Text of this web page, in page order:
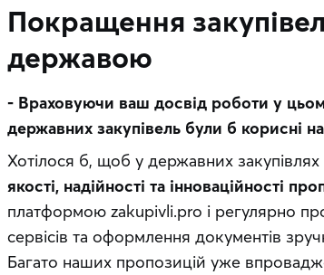
Покращення
державою
- Враховуючи ваш досвід роботи у
державних закупівель були б корисні
Хотілося б, щоб у державних закупівлях
якості, надійності та інноваційності
платформою zakupivli.pro і регулярно
сервісів та оформлення документів
Багато наших пропозицій уже